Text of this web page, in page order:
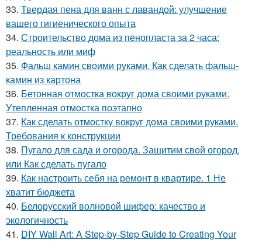
33. Твердая пена для ванн с лавандой: улучшение
вашего гигиенического опыта
34. Строительство дома из пенопласта за 2 часа:
реальность или миф
35. Фальш камин своими руками. Как сделать фальш-
камин из картона
36. Бетонная отмостка вокруг дома своими руками.
Утепленная отмостка поэтапно
37. Как сделать отмостку вокруг дома своими руками.
Требования к конструкции
38. Пугало для сада и огорода. Защитим свой огород,
или Как сделать пугало
39. Как настроить себя на ремонт в квартире. 1 Не
хватит бюджета
40. Белорусский волновой шифер: качество и
экологичность
41. DIY Wall Art: A Step-by-Step Guide to Creating Your